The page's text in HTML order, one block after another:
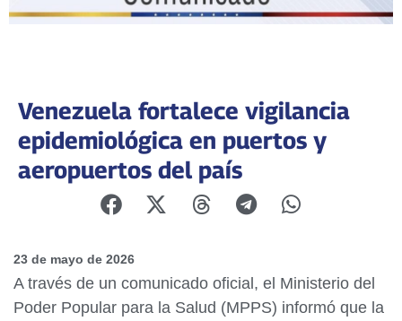
Venezuela fortalece vigilancia
epidemiológica en puertos y
aeropuertos del país
23 de mayo de 2026
A través de un comunicado oficial, el Ministerio del
Poder Popular para la Salud (MPPS) informó que la